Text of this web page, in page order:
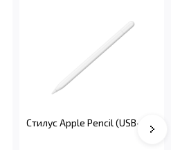
Стилус Apple Pencil (USB-C)